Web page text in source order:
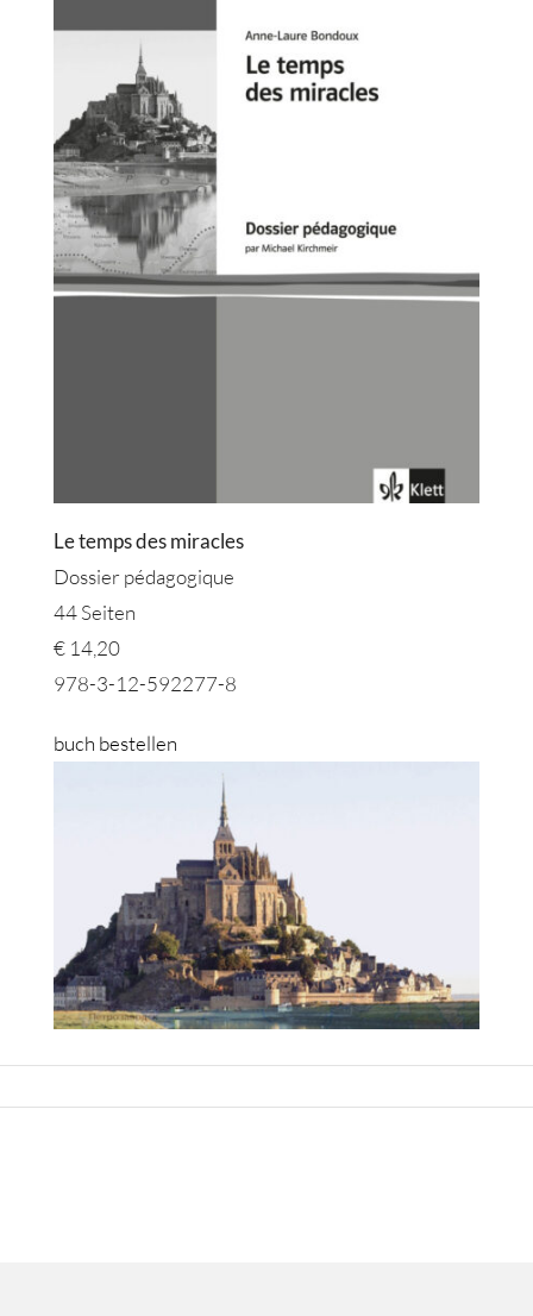
Le temps des miracles
Dossier pédagogique
44 Seiten
€ 14,20
978-3-12-592277-8
buch bestellen